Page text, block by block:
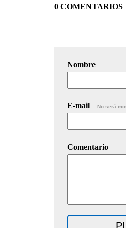
0 COMENTARIOS
Nombre
E-mail No será
Comentario